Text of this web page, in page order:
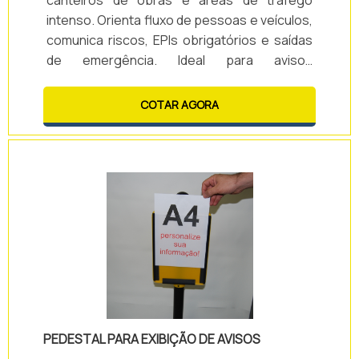
intenso. Orienta fluxo de pessoas e veículos,
comunica riscos, EPIs obrigatórios e saídas
de emergência. Ideal para avisos
comunicação rápida em ambientes
industriais e comerciais.
COTAR AGORA
PEDESTAL PARA EXIBIÇÃO DE AVISOS